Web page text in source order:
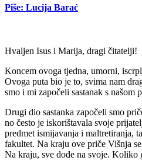
Piše: Lucija Barać
Hvaljen Isus i Marija, dragi čitatelji!
Koncem ovoga tjedna, umorni,
Ovoga puta bio je to, svima nam
smo i mi započeli sastanak s
Drugi dio sastanka započeli smo
no često je iskorištavala svoje
predmet ismijavanja i maltretiranja,
fakultet. Na kraju ove priče Višnja
Na kraju, sve dođe na svoje. Koliko